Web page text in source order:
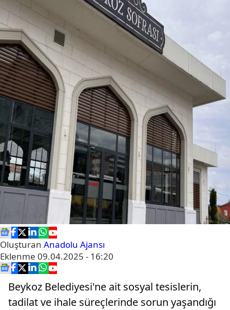
Oluşturan Anadolu Ajansı
Eklenme 09.04.2025 - 16:20
Beykoz Belediyesi'ne ait sosyal tesislerin,
tadilat ve ihale süreçlerinde sorun yaşandığı